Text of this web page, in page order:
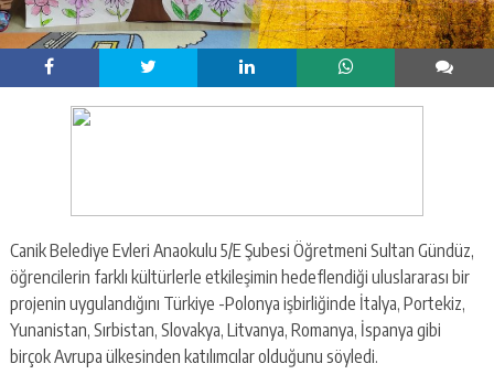
Canik Belediye Evleri Anaokulu 5/E Şubesi Öğretmeni Sultan Gündüz,
öğrencilerin farklı kültürlerle etkileşimin hedeflendiği uluslararası bir
projenin uygulandığını Türkiye -Polonya işbirliğinde İtalya, Portekiz,
Yunanistan, Sırbistan, Slovakya, Litvanya, Romanya, İspanya gibi
birçok Avrupa ülkesinden katılımcılar olduğunu söyledi.